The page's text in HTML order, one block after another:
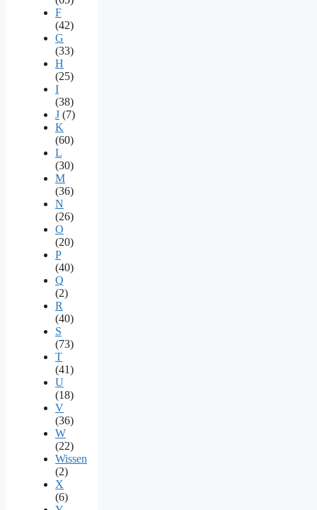
F
(42)
G
(33)
H
(25)
I
(38)
J (7)
K
(60)
L
(30)
M
(36)
N
(26)
O
(20)
P
(40)
Q
(2)
R
(40)
S
(73)
T
(41)
U
(18)
V
(36)
W
(22)
Wissen
(2)
X
(6)